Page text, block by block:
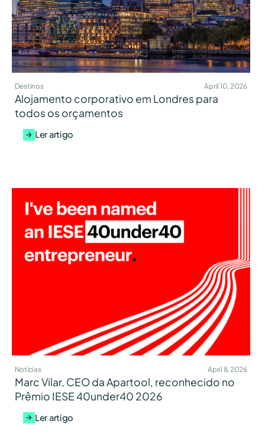
Destinos April 10, 2026
Alojamento corporativo em Londres para
todos os orçamentos
Ler artigo
Notícias April 8, 2026
Marc Vilar, CEO da Apartool, reconhecido no
Prêmio IESE 40under40 2026
Ler artigo